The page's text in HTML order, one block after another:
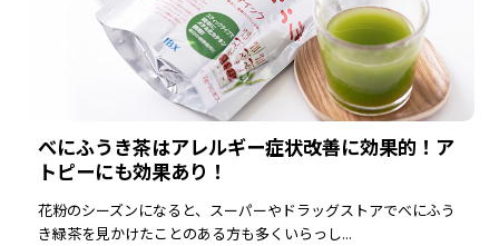
べにふうき茶はアレルギー症状改善に効果的！ア
トピーにも効果あり！
花粉のシーズンになると、スーパーやドラッグストアでべにふう
き緑茶を見かけたことのある方も多くいらっし...